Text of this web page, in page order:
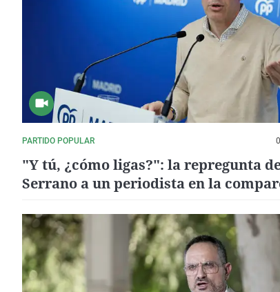
PARTIDO POPULAR
"Y tú, ¿cómo ligas?": la repregunta
Serrano a un periodista en la